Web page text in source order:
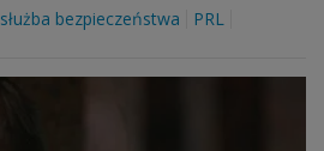
służba bezpieczeństwa
PRL